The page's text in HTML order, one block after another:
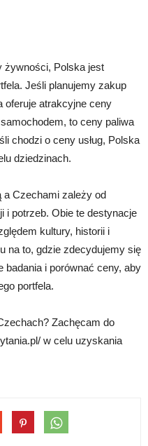
żywności, Polska jest
Jeśli planujemy zakup
oferuje atrakcyjne ceny
to ceny paliwa
chodzi o ceny usług, Polska
dziedzinach.
Czechami zależy od
i potrzeb. Obie te destynacje
kultury, historii i
na to, gdzie zdecydujemy się
badania i porównać ceny, aby
portfela.
Zachęcam do
w celu uzyskania